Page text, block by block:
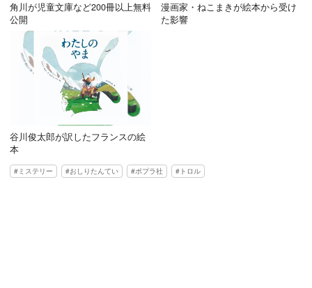
角川が児童文庫など200冊以上無料
公開
漫画家・ねこまきが絵本から受け
た影響
谷川俊太郎が訳したフランスの絵
本
ミステリー おしりたんてい ポプラ社 トロル